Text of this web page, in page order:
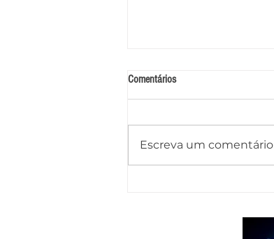
Comentários
Escreva um comentário